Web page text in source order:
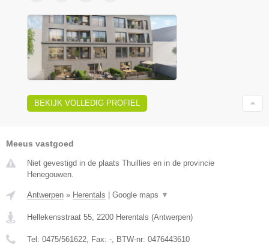
BEKIJK VOLLEDIG PROFIEL
Meeus vastgoed
Niet gevestigd in de plaats Thuillies en in de provincie
Henegouwen.
Antwerpen » Herentals Google maps ▼
Hellekensstraat 55, 2200 Herentals (Antwerpen)
Tel: 0475/561622, Fax: -, BTW-nr: 0476443610